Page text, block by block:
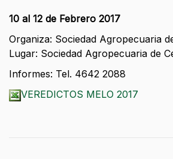
10 al 12 de Febrero 2017
Organiza: Sociedad Agropecuaria
Lugar: Sociedad Agropecuaria de
Informes: Tel. 4642 2088
VEREDICTOS MELO 2017